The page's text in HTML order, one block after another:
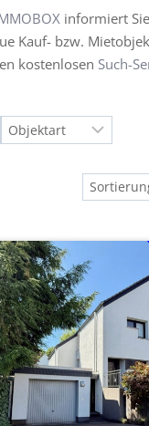
informiert
Kauf- bzw.
kostenlosen Such-